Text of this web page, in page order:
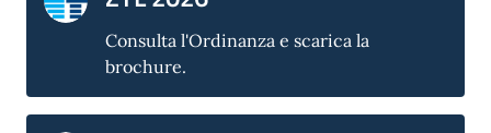
Consulta l'Ordinanza e scarica la
brochure.